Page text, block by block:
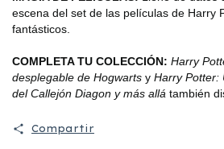
escena del set de las películas de Harry
fantásticos.
COMPLETA TU COLECCIÓN: Harry
desplegable de Hogwarts y Harry Potter:
del Callejón Diagon y más allá también
Compartir